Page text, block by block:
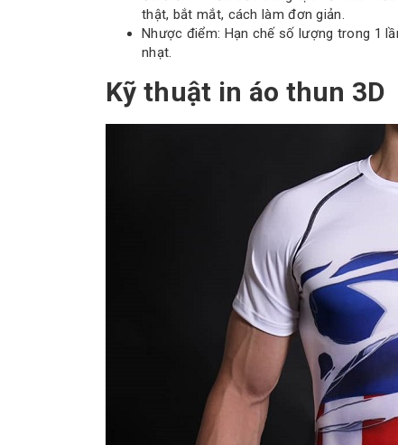
thật, bắt mắt, cách làm đơn giản.
Nhược điểm: Hạn chế số lượng trong 1
nhạt.
Kỹ thuật in áo thun 3D